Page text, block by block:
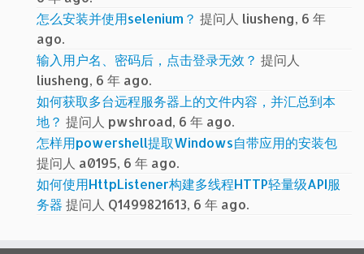
怎么安装并使用selenium？ 提问人 liusheng, 6 年
ago.
输入用户名、密码后，点击登录无效？ 提问人
liusheng, 6 年 ago.
如何获取多台远程服务器上的文件内容，并汇总到本
地？ 提问人 pwshroad, 6 年 ago.
怎样用powershell提取Windows自带应用的安装包
提问人 a0195, 6 年 ago.
如何使用HttpListener构建多线程HTTP轻量级API服
务器 提问人 Q1499821613, 6 年 ago.